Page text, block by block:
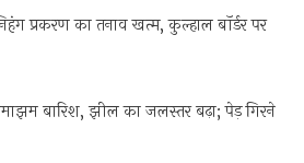
प्रकरण का तनाव खत्म, कुल्हाल बॉर्डर पर
बारिश, झील का जलस्तर बढ़ा; पेड़ गिरने